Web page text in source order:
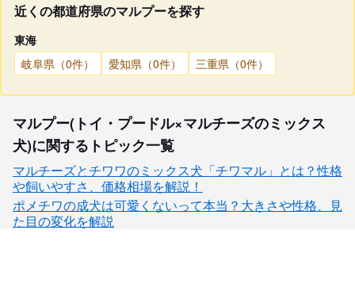
近くの都道府県のマルプーを探す
東海
岐阜県（0件）
愛知県（0件） 三重県（0件）
マルプー(トイ・プードル×マルチーズのミックス
犬)に関するトピック一覧
マルチーズとチワワのミックス犬「チワマル」とは？性格
や飼いやすさ、価格相場を解説！
ポメチワの成犬は可愛くないって本当？大きさや性格、見
た目の変化を解説